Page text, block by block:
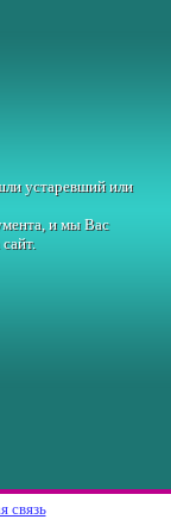
устаревший или
и мы Вас
связь